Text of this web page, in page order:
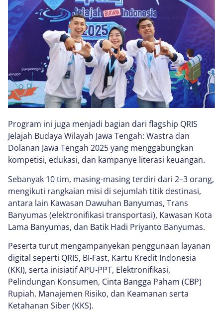
Program ini juga menjadi bagian dari flagship QRIS
Jelajah Budaya Wilayah Jawa Tengah: Wastra dan
Dolanan Jawa Tengah 2025 yang menggabungkan
kompetisi, edukasi, dan kampanye literasi keuangan.
Sebanyak 10 tim, masing-masing terdiri dari 2–3 orang,
mengikuti rangkaian misi di sejumlah titik destinasi,
antara lain Kawasan Dawuhan Banyumas, Trans
Banyumas (elektronifikasi transportasi), Kawasan Kota
Lama Banyumas, dan Batik Hadi Priyanto Banyumas.
Peserta turut mengampanyekan penggunaan layanan
digital seperti QRIS, BI-Fast, Kartu Kredit Indonesia
(KKI), serta inisiatif APU-PPT, Elektronifikasi,
Pelindungan Konsumen, Cinta Bangga Paham (CBP)
Rupiah, Manajemen Risiko, dan Keamanan serta
Ketahanan Siber (KKS).